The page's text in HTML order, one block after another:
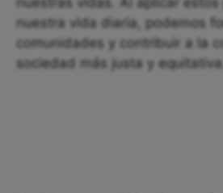
nuestra vida diaria, podemos
comunidades y contribuir a la
sociedad más justa y equitativa.